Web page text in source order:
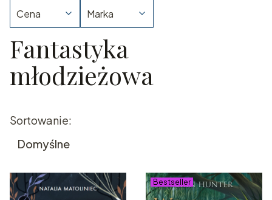
Cena Marka
Koniec filtrów
Fantastyka
młodzieżowa
Lista produktów
Sortowanie:
Domyślne
Bestseller